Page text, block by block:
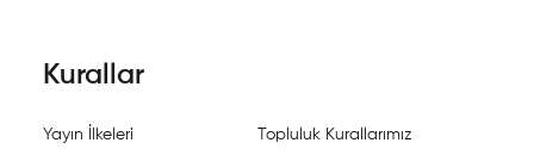
Kurallar
Yayın İlkeleri Topluluk Kurallarımız